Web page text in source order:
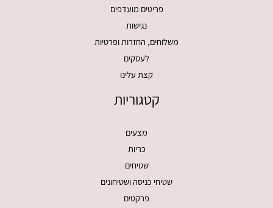
פריטים מועדפים
נגישות
משלוחים, החזרות ופרטיות
לעסקים
קצת עלינו
קטגוריות
מצעים
כריות
שטיחים
שטיחי כניסה ושטיחונים
פרקטים